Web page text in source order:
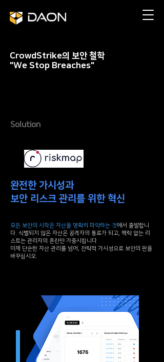
CrowdStrike의 보안 철학
"We Stop Breaches"
Solution
완전한 가시성과
보안 리스크 관리를 위한 혁신
모든 보안의 시작은 자산을 명확히 파악하는 것에서 출발합니
다. 식별되지 않은 자산은 공격자의 통로가 되고, 맥락 없는 리
스트는 관리자의 혼란만 가중시킵니다.
이제 단순한 자산 관리를 넘어, 전략적 가시성으로 보안의 판을
바꾸십시오.